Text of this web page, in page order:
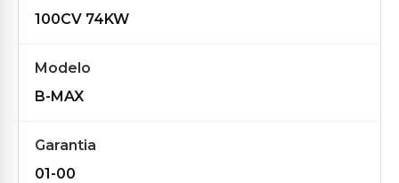
100CV 74KW
Modelo
B-MAX
Garantia
01-00